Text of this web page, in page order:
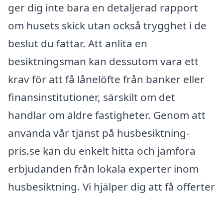
ger dig inte bara en detaljerad rapport
om husets skick utan också trygghet i de
beslut du fattar. Att anlita en
besiktningsman kan dessutom vara ett
krav för att få lånelöfte från banker eller
finansinstitutioner, särskilt om det
handlar om äldre fastigheter. Genom att
använda vår tjänst på husbesiktning-
pris.se kan du enkelt hitta och jämföra
erbjudanden från lokala experter inom
husbesiktning. Vi hjälper dig att få offerter